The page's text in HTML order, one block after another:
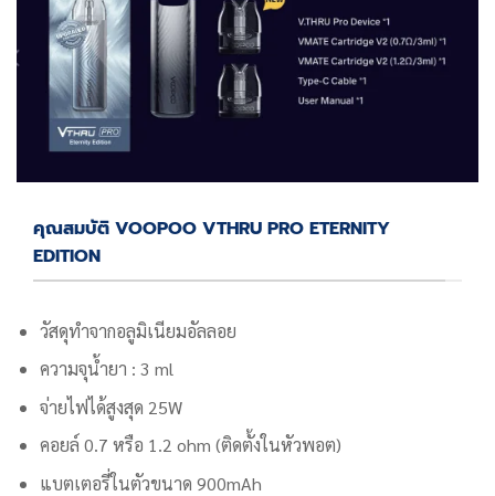
คุณสมบัติ VOOPOO VTHRU PRO ETERNITY
EDITION
วัสดุทำจากอลูมิเนียมอัลลอย
ความจุน้ำยา : 3 ml
จ่ายไฟได้สูงสุด 25W
คอยล์ 0.7 หรือ 1.2 ohm (ติดตั้งในหัวพอต)
แบตเตอรี่ในตัวขนาด 900mAh